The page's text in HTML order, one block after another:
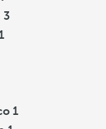
3
1